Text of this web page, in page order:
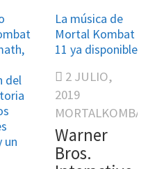
del
un
La música de
Mortal Kombat
11 ya disponible
2 JULIO,
2019
Warner
Bros.